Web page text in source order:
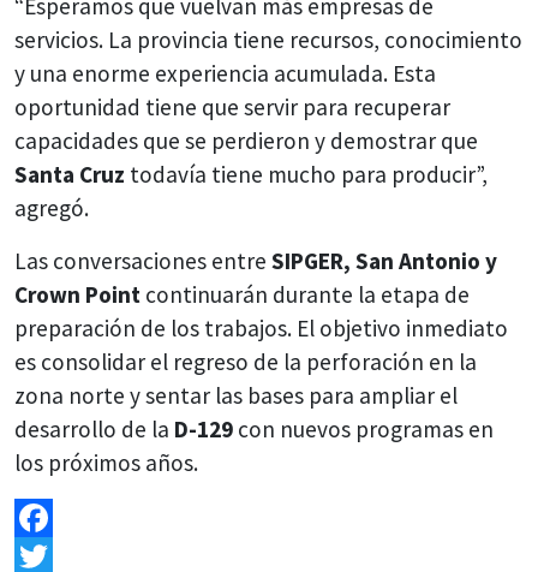
“Esperamos que vuelvan más empresas de
servicios. La provincia tiene recursos, conocimiento
y una enorme experiencia acumulada. Esta
oportunidad tiene que servir para recuperar
capacidades que se perdieron y demostrar que
Santa Cruz todavía tiene mucho para producir”,
agregó.
Las conversaciones entre SIPGER, San Antonio y
Crown Point continuarán durante la etapa de
preparación de los trabajos. El objetivo inmediato
es consolidar el regreso de la perforación en la
zona norte y sentar las bases para ampliar el
desarrollo de la D-129 con nuevos programas en
los próximos años.
Facebook